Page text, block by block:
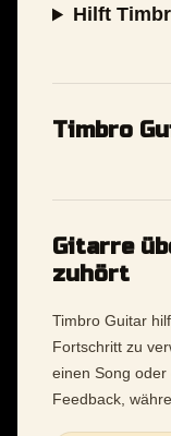
Hilft
Timbro
Gitarre
zuhört
Timbro Guitar
Fortschritt zu
einen Song
Feedback,